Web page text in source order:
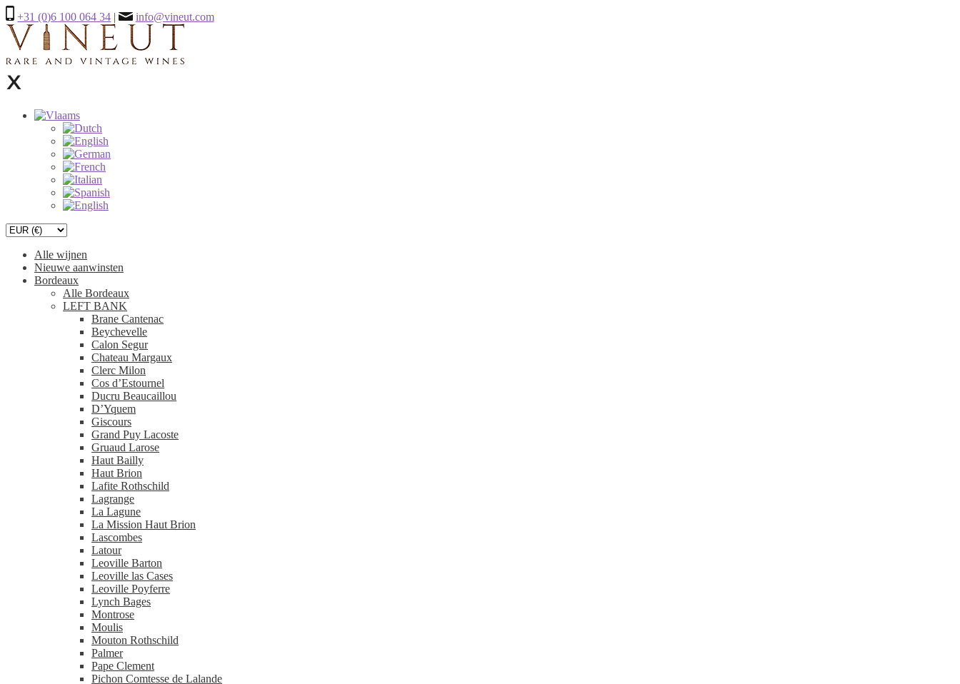
+31 (0)6 100 064 34 | info@vineut.com
Alle wijnen
Nieuwe aanwinsten
Bordeaux
Alle Bordeaux
LEFT BANK
Brane Cantenac
Beychevelle
Calon Segur
Chateau Margaux
Clerc Milon
Cos d’Estournel
Ducru Beaucaillou
D’Yquem
Giscours
Grand Puy Lacoste
Gruaud Larose
Haut Bailly
Haut Brion
Lafite Rothschild
Lagrange
La Lagune
La Mission Haut Brion
Lascombes
Latour
Leoville Barton
Leoville las Cases
Leoville Poyferre
Lynch Bages
Montrose
Moulis
Mouton Rothschild
Palmer
Pape Clement
Pichon Comtesse de Lalande